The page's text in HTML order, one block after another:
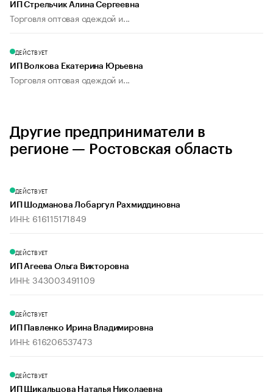
ИП Стрельчик Алина Сергеевна
Торговля оптовая одеждой и...
ДЕЙСТВУЕТ
ИП Волкова Екатерина Юрьевна
Торговля оптовая одеждой и...
Другие предприниматели в
регионе — Ростовская область
ДЕЙСТВУЕТ
ИП Шодманова Лобаргул Рахмиддиновна
ИНН: 616115171849
ДЕЙСТВУЕТ
ИП Агеева Ольга Викторовна
ИНН: 343003491109
ДЕЙСТВУЕТ
ИП Павленко Ирина Владимировна
ИНН: 616206537473
ДЕЙСТВУЕТ
ИП Щикальцова Наталья Николаевна